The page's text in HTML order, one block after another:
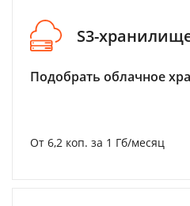
S3-
Подобрать облачное
От 6,2 коп. за 1 Гб/месяц